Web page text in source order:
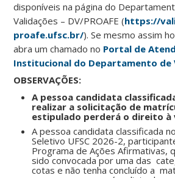
disponíveis na página do
Validações – DV/PROAFE (https://
proafe.ufsc.br/). Se mesmo assim
abra um chamado no Portal de
Institucional do Departamento de
OBSERVAÇÕES:
A pessoa candidata
realizar a solicitação de
estipulado perderá o direito à
A pessoa candidata classificada
Seletivo UFSC 2026-2,
Programa de Ações Afirmativas,
sido convocada por uma das
cotas e não tenha concluído a